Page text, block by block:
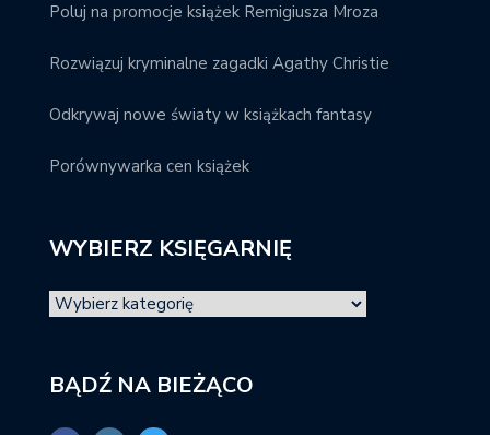
Poluj na promocje książek Remigiusza Mroza
Rozwiązuj kryminalne zagadki Agathy Christie
Odkrywaj nowe światy w książkach fantasy
Porównywarka cen książek
WYBIERZ KSIĘGARNIĘ
BĄDŹ NA BIEŻĄCO